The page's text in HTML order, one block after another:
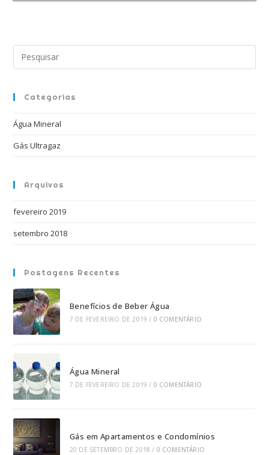
a
Categorias
Água Mineral
Gás Ultragaz
Arquivos
fevereiro 2019
setembro 2018
Postagens Recentes
Benefícios de Beber Água
7 DE FEVEREIRO DE 2019 / 0 COMENTÁRIO
Água Mineral
7 DE FEVEREIRO DE 2019 / 0 COMENTÁRIO
Gás em Apartamentos e Condomínios
20 DE SETEMBRO DE 2018 / 0 COMENTÁRIO